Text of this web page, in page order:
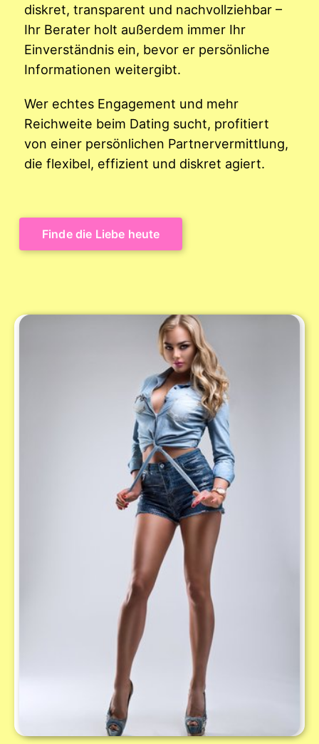
diskret, transparent und nachvollziehbar –
Ihr Berater holt außerdem immer Ihr
Einverständnis ein, bevor er persönliche
Informationen weitergibt.
Wer echtes Engagement und mehr
Reichweite beim Dating sucht, profitiert
von einer persönlichen Partnervermittlung,
die flexibel, effizient und diskret agiert.
Finde die Liebe heute